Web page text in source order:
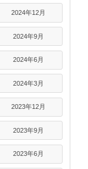
2024年12月
2024年9月
2024年6月
2024年3月
2023年12月
2023年9月
2023年6月